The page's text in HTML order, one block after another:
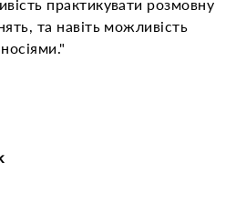
практикувати розмовну
та навіть можливість